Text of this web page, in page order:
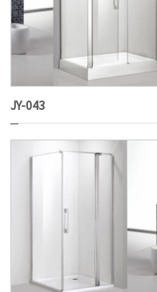
JY-043